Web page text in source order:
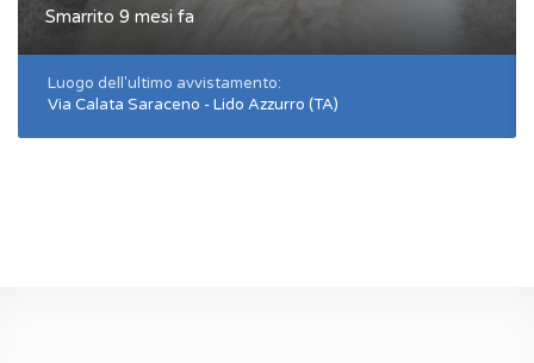
Smarrito 9 mesi fa
Luogo dell'ultimo avvistamento:
Via Calata Saraceno - Lido Azzurro (TA)